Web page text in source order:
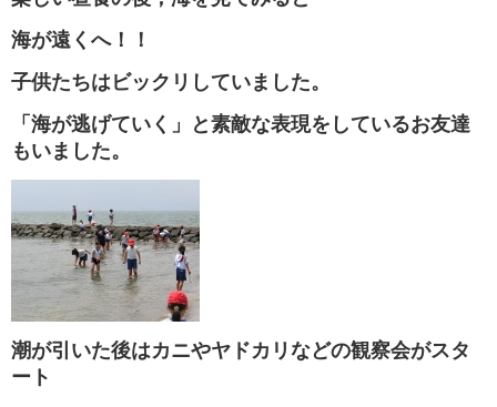
海が遠くへ！！
子供たちはビックリしていました。
「海が逃げていく」と素敵な表現をしているお友達
もいました。
潮が引いた後はカニやヤドカリなどの観察会がスタ
ート